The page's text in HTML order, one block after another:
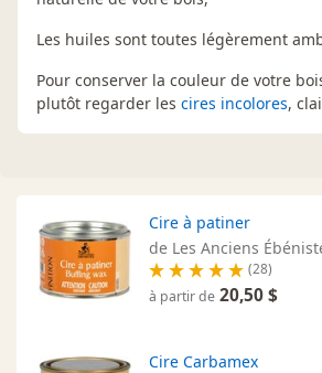
Les huiles sont toutes légèrement
Pour conserver la couleur de votre
plutôt regarder les cires incolores,
Cire à patiner
de Les Anciens
(28)
à partir de 20,50 $
Cire Carbamex